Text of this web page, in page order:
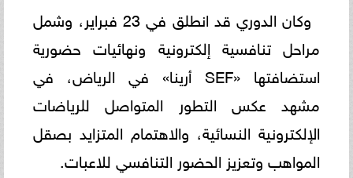
وكان الدوري قد انطلق في 23 فبراير، وشمل
مراحل تنافسية إلكترونية ونهائيات حضورية
استضافتها «SEF أرينا» في الرياض، في
مشهد عكس التطور المتواصل للرياضات
الإلكترونية النسائية، والاهتمام المتزايد بصقل
المواهب وتعزيز الحضور التنافسي للاعبات.